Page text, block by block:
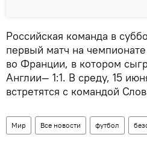
Российская команда в
первый матч на
во Франции, в котором
Англии— 1:1. В среду, 15
встретятся с командой
Мир Все новости футбол